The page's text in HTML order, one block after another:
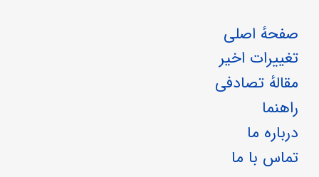
صفحهٔ اصلی
تغییرات اخیر
مقالهٔ تصادفی
راهنما
درباره ما
تماس با ما